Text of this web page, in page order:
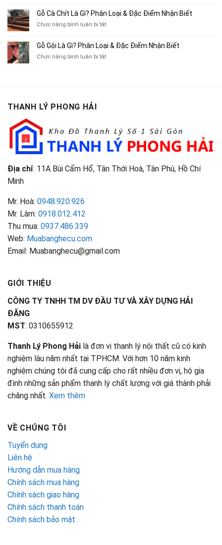
Cũ,
Xe
Cũ
TP.HCM
Sách
Tạp
Chí
Địa
Chỉ
Bán
Áo
Gỗ Cà Chít Là Gì? Phân Loại & Đặc Điểm Nhận Biết
Chức năng bình luận bị tắtở
Chít
Là
Gỗ Gội Là Gì? Phân Loại & Đặc Điểm Nhận Biết
Chức năng bình luận bị tắtở
Điểm
Nhận
Biết
THANH LÝ PHONG HẢI
Địa chỉ: 11A Bùi Cẩm Hổ, Tân Thới Hoà, Tân Phú, Hồ Chí
Minh
Mr. Hoà: 0948.920.926
Mr. Lâm: 0918.012.412
Thu mua: 0937.486.339
Web: Muabanghecu.com
Email: Muabanghecu@gmail.com
GIỚI THIỆU
CÔNG TY TNHH TM DV ĐẦU TƯ VÀ XÂY DỰNG HẢI
ĐĂNG
MST: 0310655912
Thanh Lý Phong Hải là đơn vị thanh lý nội thất cũ có kinh
nghiệm lâu năm nhất tại TPHCM. Với hơn 10 năm kinh
nghiệm chúng tôi đã cung cấp cho rất nhiều đơn vị, hộ gia
đình những sản phẩm thanh lý chất lượng với giá thành phải
chăng nhất. Xem thêm
VỀ CHÚNG TÔI
Tuyển dụng
Liên hệ
Hướng dẫn mua hàng
Chính sách mua hàng
Chính sách giao hàng
Chính sách thanh toán
Chính sách bảo mật